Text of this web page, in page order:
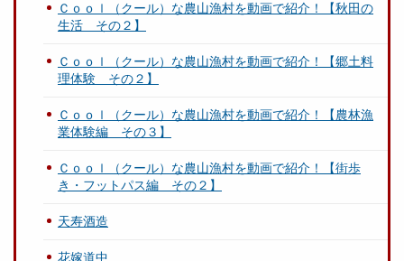
Ｃｏｏｌ（クール）な農山漁村を動画で紹介！【秋田の
生活 その２】
Ｃｏｏｌ（クール）な農山漁村を動画で紹介！【郷土料
理体験 その２】
Ｃｏｏｌ（クール）な農山漁村を動画で紹介！【農林漁
業体験編 その３】
Ｃｏｏｌ（クール）な農山漁村を動画で紹介！【街歩
き・フットパス編 その２】
天寿酒造
花嫁道中